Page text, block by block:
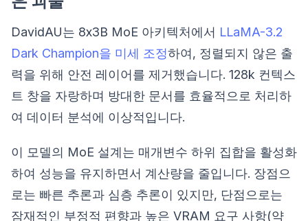
DavidAU는 8x3B MoE 아키텍처에서 LLaMA-3.2
Dark Champion을 미세 조정하여, 정렬되지 않은 출
력을 위해 안전 레이어를 제거했습니다. 128k 컨텍스
트 창을 자랑하며 방대한 문서를 효율적으로 처리하
여 데이터 분석에 이상적입니다.
이 모델의 MoE 설계는 매개변수 하위 집합을 활성화
하여 성능을 유지하면서 계산량을 줄입니다. 장점으
로는 빠른 추론과 심층 추론이 있지만, 단점으로는
잠재적인 부정적 편향과 높은 VRAM 요구 사항(약